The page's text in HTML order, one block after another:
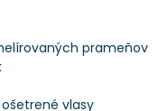
prameňov
vlasy